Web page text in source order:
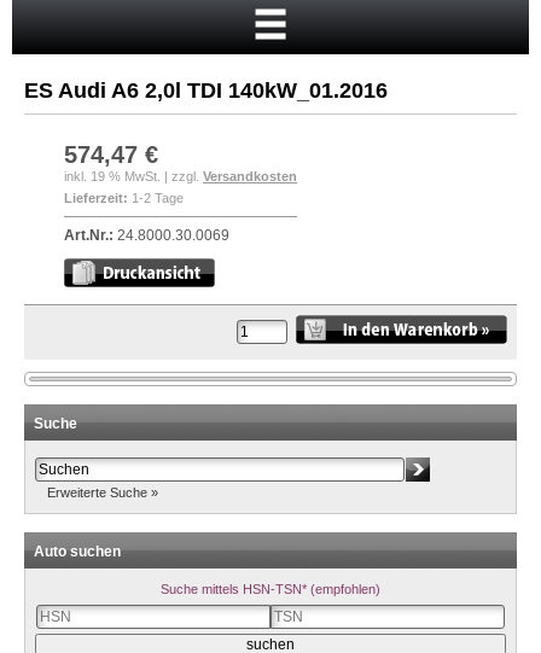
Neukunde?
Kasse
Anmelden
ES Audi A6 2,0l TDI 140kW_01.2016
574,47 €
inkl. 19 % MwSt. | zzgl. Versandkosten
Lieferzeit: 1-2 Tage
Art.Nr.: 24.8000.30.0069
Suche
Erweiterte Suche »
Auto suchen
Suche mittels HSN-TSN* (empfohlen)